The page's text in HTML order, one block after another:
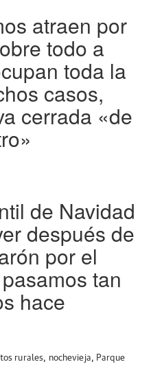
atraen por
todo a
toda la
casos,
cerrada «de
de Navidad
después de
por el
tan
hace
rurales, nochevieja, Parque